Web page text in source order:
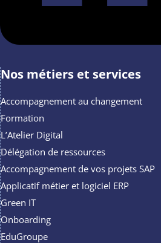
Nos métiers et services
Accompagnement au changement
Formation
L’Atelier Digital
Délégation de ressources
Accompagnement de vos projets SAP
Applicatif métier et logiciel ERP
Green IT
Onboarding
EduGroupe